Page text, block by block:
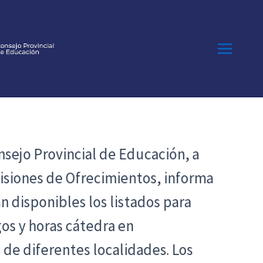
Provincial de Educación, a
de Ofrecimientos, informa
disponibles los listados para
y horas cátedra en
diferentes localidades. Los